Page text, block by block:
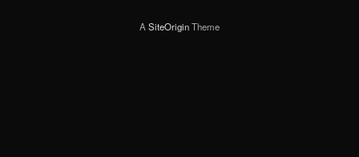
A SiteOriginTheme